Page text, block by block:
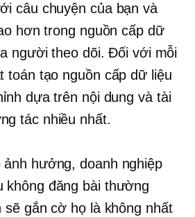
câu chuyện của bạn và
hơn trong nguồn cấp dữ
người theo dõi. Đối với mỗi
toán tạo nguồn cấp dữ liệu
dựa trên nội dung và tài
tác nhiều nhất.
hưởng, doanh nghiệp
không đăng bài thường
sẽ gắn cờ họ là không nhất